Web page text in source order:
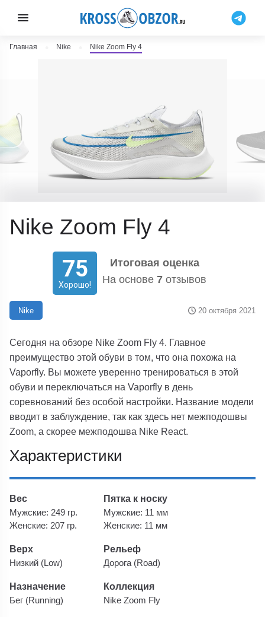
Главная Nike Nike Zoom Fly 4
Nike Zoom Fly 4
75
Хорошо!
Итоговая оценка
На основе 7 отзывов
Nike 20 октября 2021
Сегодня на обзоре Nike Zoom Fly 4. Главное
преимущество этой обуви в том, что она похожа на
Vaporfly. Вы можете уверенно тренироваться в этой
обуви и переключаться на Vaporfly в день
соревнований без особой настройки. Название модели
вводит в заблуждение, так как здесь нет межподошвы
Zoom, а скорее межподошва Nike React.
Характеристики
Вес
Мужские: 249 гр.
Женские: 207 гр.
Пятка к носку
Мужские: 11 мм
Женские: 11 мм
Верх
Низкий (Low)
Рельеф
Дорога (Road)
Назначение
Бег (Running)
Коллекция
Nike Zoom Fly